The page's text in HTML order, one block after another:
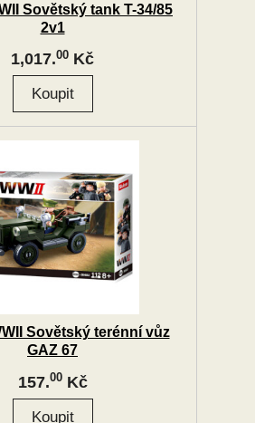
Sovětský tank T-34/85
2v1
1,017.00 Kč
Sovětský terénní vůz
GAZ 67
157.00Kč